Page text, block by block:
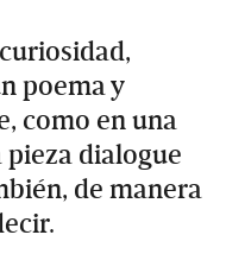
poema y
como en una
pieza dialogue
de manera